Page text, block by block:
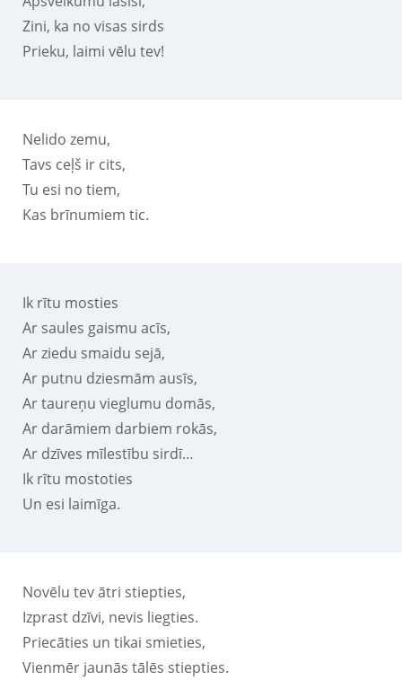
Zini, ka no visas sirds
Prieku, laimi vēlu tev!
Nelido zemu,
Tavs ceļš ir cits,
Tu esi no tiem,
Kas brīnumiem tic.
Ik rītu mosties
Ar saules gaismu acīs,
Ar ziedu smaidu sejā,
Ar putnu dziesmām ausīs,
Ar taureņu vieglumu domās,
Ar darāmiem darbiem rokās,
Ar dzīves mīlestību sirdī…
Ik rītu mostoties
Un esi laimīga.
Novēlu tev ātri stiepties,
Izprast dzīvi, nevis liegties.
Priecāties un tikai smieties,
Vienmēr jaunās tālēs stiepties.